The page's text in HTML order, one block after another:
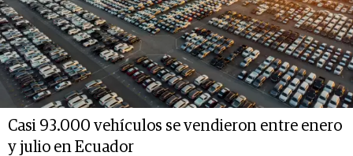
Casi 93.000 vehículos se vendieron entre enero
y julio en Ecuador